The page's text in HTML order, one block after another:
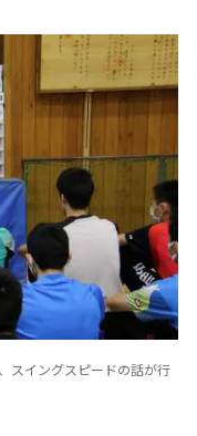
スイングスピードの話が行